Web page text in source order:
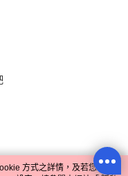
方式之詳情，及若您不希